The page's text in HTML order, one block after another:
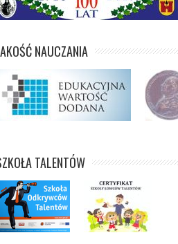
dzień
„Razem dla
dobra”
NAUCZANIA
TALENTÓW